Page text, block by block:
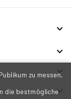




zu messen,
die bestmögliche